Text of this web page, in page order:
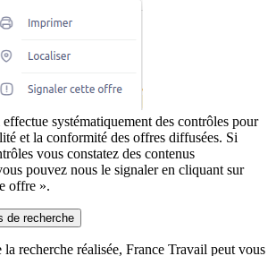
systématiquement des contrôles pour
et la conformité des offres diffusées. Si
vous constatez des contenus
pouvez nous le signaler en cliquant sur
offre ».
de recherche
recherche réalisée, France Travail peut vous